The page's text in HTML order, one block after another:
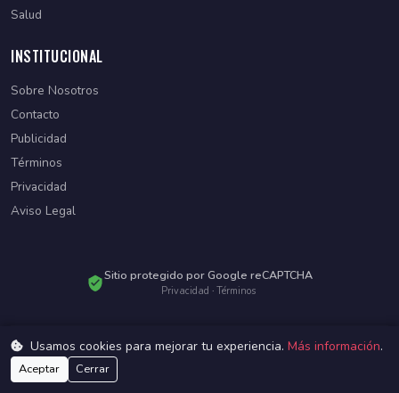
Salud
INSTITUCIONAL
Sobre Nosotros
Contacto
Publicidad
Términos
Privacidad
Aviso Legal
Sitio protegido por Google reCAPTCHA
Privacidad · Términos
© 2026 Diario Paraguayo. Todos los derechos reservados.
Desarrollado por
Usamos cookies para mejorar tu experiencia. Más información.
Aceptar Cerrar